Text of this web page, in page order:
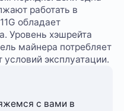
работать в
обладает
Уровень хэшрейта
майнера потребляет
условий эксплуатации.
с вами в